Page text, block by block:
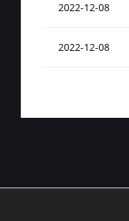
2022-12-08
2022-12-08